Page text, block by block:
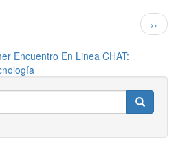
››
Encuentro En Linea CHAT:
Search